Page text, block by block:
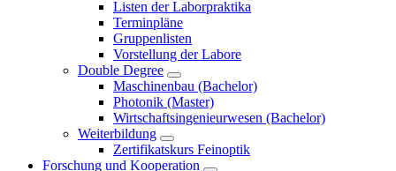
Listen der Laborpraktika
Terminpläne
Gruppenlisten
Vorstellung der Labore
Double Degree
Maschinenbau (Bachelor)
Photonik (Master)
Wirtschaftsingenieurwesen (Bachelor)
Weiterbildung
Zertifikatskurs Feinoptik
Forschung und Kooperation